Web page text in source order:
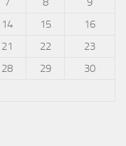
14 15
16
21 22
23
28 29
30